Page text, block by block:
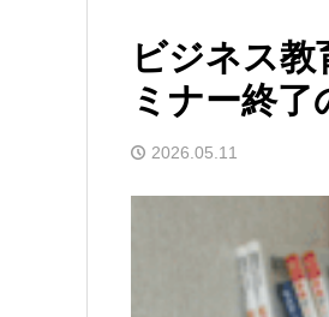
ビジネス教
ミナー終
2026.05.11